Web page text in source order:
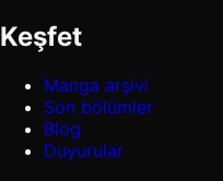
Keşfet
Manga arşivi
Son bölümler
Blog
Duyurular